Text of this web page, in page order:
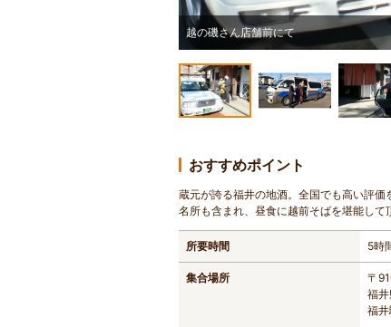
越の磯さん店舗前にて
おすすめポイント
蔵元が誇る福井の地酒。全国でも高い評
名所も含まれ、昼食に越前そばを堪能して
所要時間 5時
集合場所
〒
福
福